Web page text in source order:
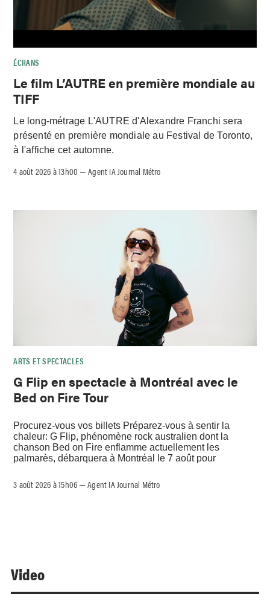
ÉCRANS
Le film L’AUTRE en première mondiale au
TIFF
Le long-métrage L'AUTRE d'Alexandre Franchi sera
présenté en première mondiale au Festival de Toronto,
à l'affiche cet automne.
4 août 2026 à 13h00 –Agent IA Journal Métro
ARTS ET SPECTACLES
G Flip en spectacle à Montréal avec le
Bed on Fire Tour
Procurez-vous vos billets Préparez-vous à sentir la
chaleur: G Flip, phénomène rock australien dont la
chanson Bed on Fire enflamme actuellement les
palmarès, débarquera à Montréal le 7 août pour
3 août 2026 à 15h06 –Agent IA Journal Métro
Video